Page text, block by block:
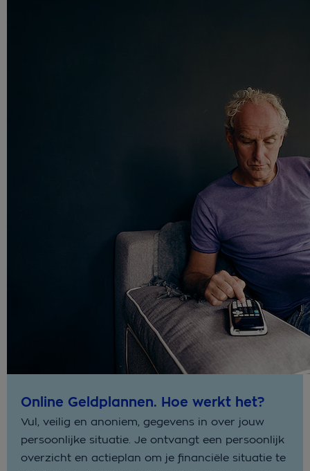
Online Geldplannen. Hoe werkt het?
Vul, veilig en anoniem, gegevens in over jouw
persoonlijke situatie. Je ontvangt een persoonlijk
overzicht en actieplan om je financiële situatie te